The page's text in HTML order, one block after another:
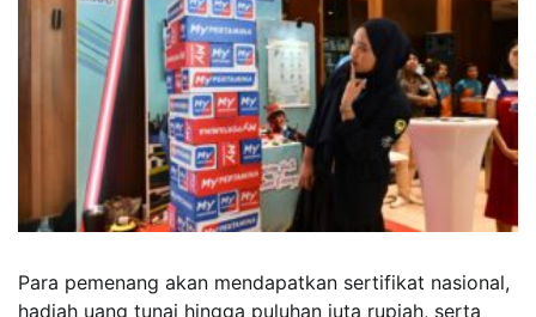
Para pemenang akan mendapatkan sertifikat nasional,
hadiah uang tunai hingga puluhan juta rupiah, serta